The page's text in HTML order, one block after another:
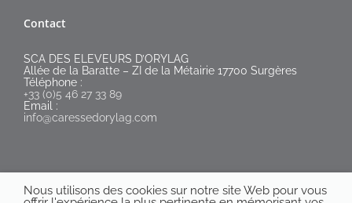
Contact
SCA DES ELEVEURS D’ORYLAG
Allée de la Baratte – ZI de la Métairie 17700 Surgères
Téléphone :
+33 (0)5 46 27 33 89
Email :
info@caressedorylag.com
Nous utilisons des cookies sur notre site Web pour vous